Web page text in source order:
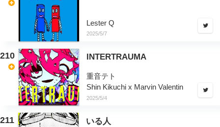
Lester Q
2025/5/7
210 INTERTRAUMA
重音テト
Shin Kikuchi x Marvin Valentin
2025/5/4
211 いる人